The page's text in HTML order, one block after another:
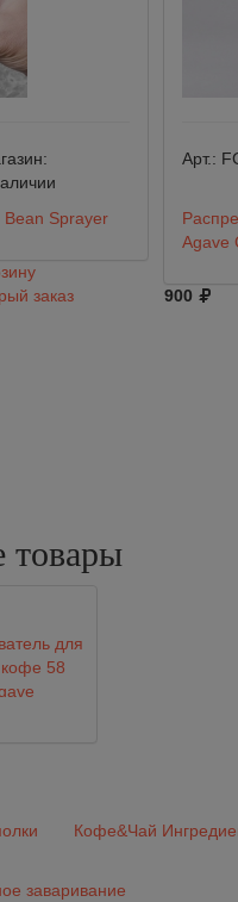
Bean Sprayer
заказ
Арт.:
Agave
900
товары
для
58
Кофе&Чай
заваривание